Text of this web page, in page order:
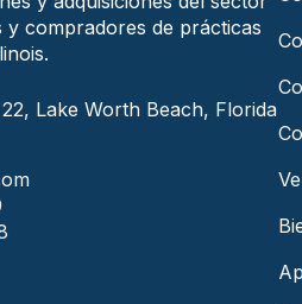
compradores de prácticas
Lake Worth Beach, Florida